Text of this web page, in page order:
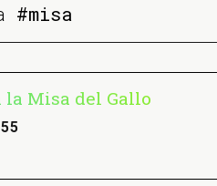
#misa
Misa del Gallo